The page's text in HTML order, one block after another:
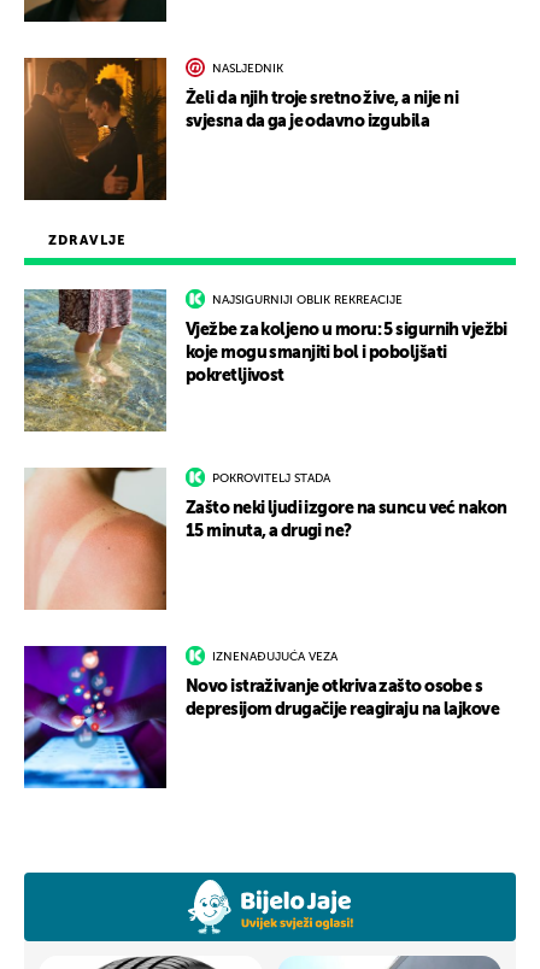
ZDRAVLJE
NAJSIGURNIJI OBLIK REKREACIJE
Vježbe za koljeno u moru: 5 sigurnih vježbi
koje mogu smanjiti bol i poboljšati
pokretljivost
POKROVITELJ STADA
Zašto neki ljudi izgore na suncu već nakon
15 minuta, a drugi ne?
IZNENAĐUJUĆA VEZA
Novo istraživanje otkriva zašto osobe s
depresijom drugačije reagiraju na lajkove
NASLJEDNIK
Želi da njih troje sretno žive, a nije ni
svjesna da ga je odavno izgubila